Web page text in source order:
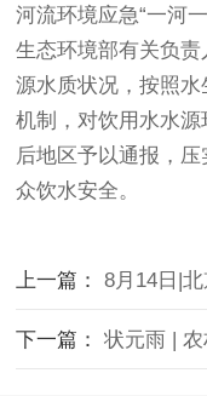
河流环境应急“一河
生态环境部有关负
源水质状况，按照
机制，对饮用水水
后地区予以通报，
众饮水安全。
上一篇：8月14日|
下一篇：状元雨 | 农村自